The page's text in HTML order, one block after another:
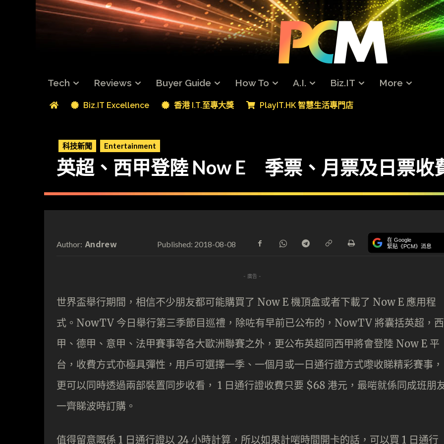
Tech Reviews Buyer Guide How To A.I. Biz.IT More
Biz.IT Excellence 香港 I.T.至專大獎 PlayIT.HK 智慧生活專門店
科技新聞 Entertainment
英超、西甲登陸 Now E 季票、月票及日票收
Author: Andrew Published: 2018-08-08 在 Google
緊貼《PCM》消息
- 廣告 -
世界盃舉行期間，相信不少朋友都可能購買了 Now E 機頂盒或者下載了 Now E 應用程
式。NowTV 今日舉行第三季節目巡禮，除咗有早前已公布的，NowTV 將囊括英超，西
甲、德甲、意甲、法甲賽事等各大歐洲聯賽之外，更公布英超同西甲將會登陸 Now E 平
台，收費方式亦極具彈性，用戶可選擇一季、一個月或一日通行證方式嚟收睇精彩賽事，
更可以同時透過兩部裝置同步收看， 1 日通行證收費只要 $68 港元，最啱就係同成班朋
一齊睇波時訂購。
值得留意嘅係 1 日通行證以 24 小時計算，所以如果計啱時間開卡的話，可以買 1 日通行